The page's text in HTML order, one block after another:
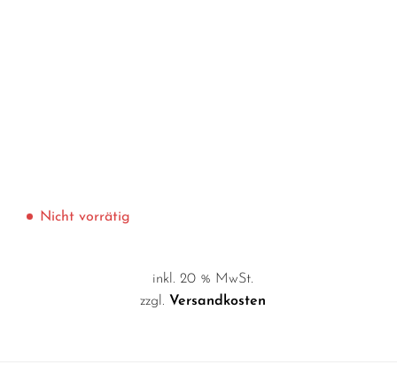
Nicht vorrätig
inkl. 20 % MwSt.
zzgl. Versandkosten